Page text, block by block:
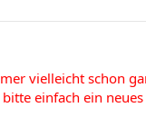
vielleicht schon
einfach ein neues